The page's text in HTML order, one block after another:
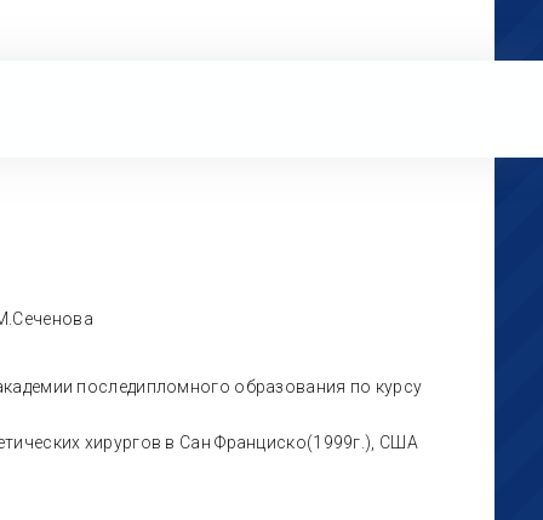
последипломного образования по курсу
хирургов в Сан Франциско(1999г.), США